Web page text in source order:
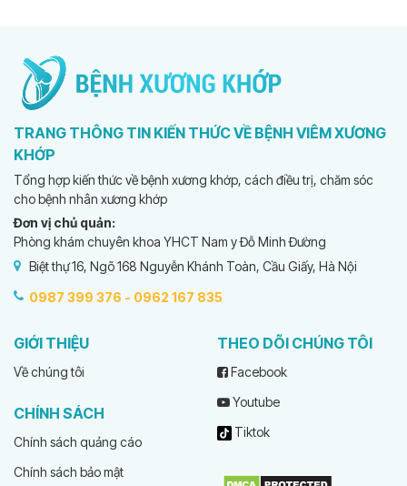
TRANG THÔNG TIN KIẾN THỨC VỀ BỆNH VIÊM XƯƠNG
KHỚP
Tổng hợp kiến thức về bệnh xương khớp, cách điều trị, chăm sóc
cho bệnh nhân xương khớp
Đơn vị chủ quản:
Phòng khám chuyên khoa YHCT Nam y Đỗ Minh Đường
Biệt thự 16, Ngõ 168 Nguyễn Khánh Toàn, Cầu Giấy, Hà Nội
0987 399 376 - 0962 167 835
GIỚI THIỆU
Về chúng tôi
CHÍNH SÁCH
Chính sách quảng cáo
Chính sách bảo mật
THEO DÕI CHÚNG TÔI
Facebook
Youtube
Tiktok